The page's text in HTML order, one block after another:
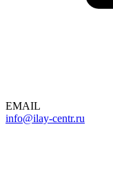
EMAIL
info@ilay-centr.ru